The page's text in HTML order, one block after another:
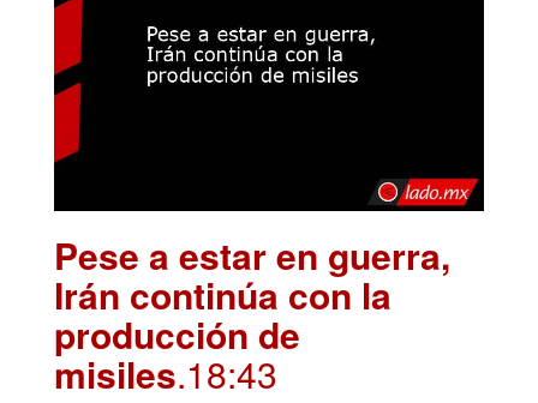
Pese a estar en guerra,
Irán continúa con la
producción de
misiles.18:43